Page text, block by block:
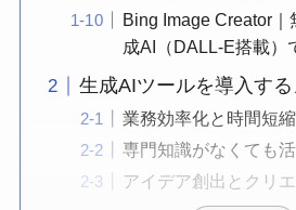
Bing Image Creator
成AI（DALL-E搭載）
生成AIツールを導入する
業務効率化と時間短縮
専門知識がなくても
アイデア創出とクリ